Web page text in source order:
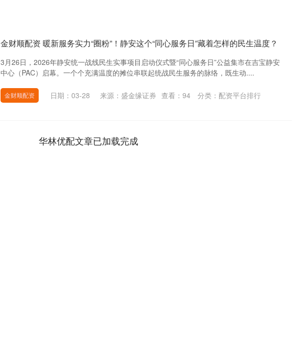
金财顺配资 暖新服务实力“圈粉”！静安这个“同心服务日”藏着怎样的民生温度？
3月26日，2026年静安统一战线民生实事项目启动仪式暨“同心服务日”公益集市在吉宝静安
中心（PAC）启幕。一个个充满温度的摊位串联起统战民生服务的脉络，既生动....
金财顺配资 日期：03-28 来源：盛金缘证券 查看： 94 分类： 配资平台排行
华林优配文章已加载完成